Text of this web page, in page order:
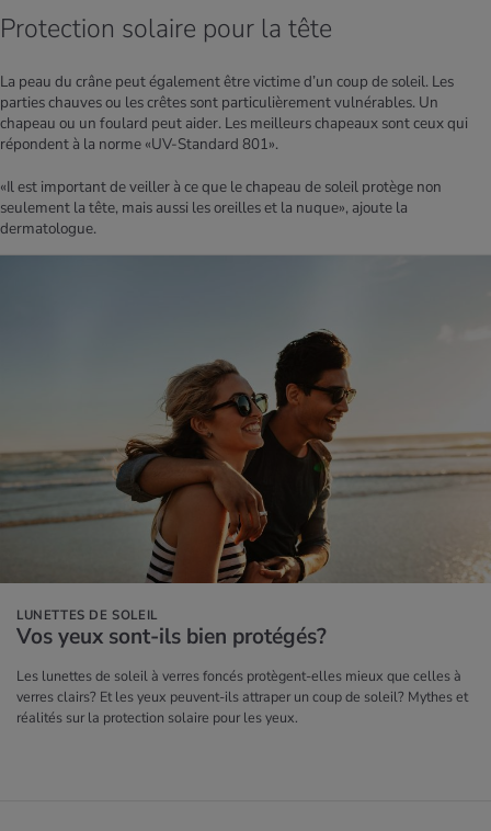
Protection solaire pour la tête
LUNETTES DE SOLEIL
Vos yeux sont-ils bien pro­té­gés?
Les lunettes de soleil à verres foncés protègent-elles mieux que celles à
verres clairs? Et les yeux peuvent-ils attraper un coup de soleil? Mythes et
réalités sur la protection solaire pour les yeux.
La peau du crâne peut également être victime d’un coup de soleil. Les
parties chauves ou les crêtes sont particulièrement vulnérables. Un
chapeau ou un foulard peut aider. Les meilleurs chapeaux sont ceux qui
répondent à la norme «UV-Standard 801».
«Il est important de veiller à ce que le chapeau de soleil protège non
seulement la tête, mais aussi les oreilles et la nuque», ajoute la
dermatologue.